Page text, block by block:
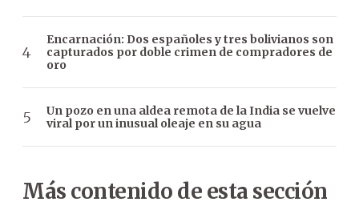
Encarnación: Dos españoles y tres bolivianos son
capturados por doble crimen de compradores de
oro
Un pozo en una aldea remota de la India se vuelve
viral por un inusual oleaje en su agua
Más contenido de esta sección